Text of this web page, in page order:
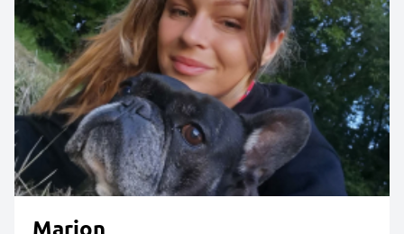
Marion